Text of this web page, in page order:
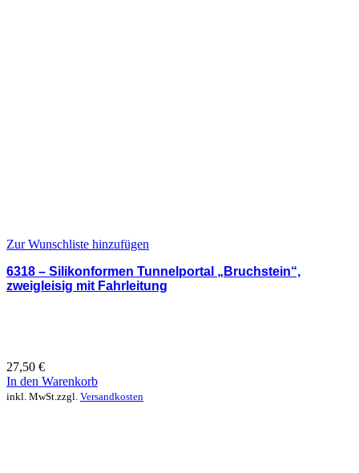
Zur Wunschliste hinzufügen
6318 – Silikonformen Tunnelportal „Bruchstein“,
zweigleisig mit Fahrleitung
27,50 €
In den Warenkorb
inkl. MwSt.zzgl. Versandkosten